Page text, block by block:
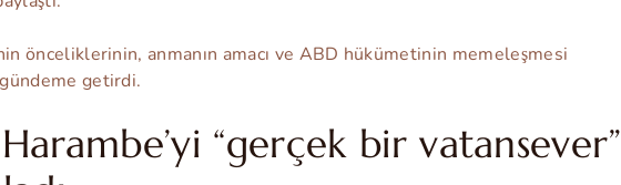
önceliklerinin, anmanın amacı ve ABD hükümetinin memeleşmesi
getirdi.
“gerçek bir vatansever”